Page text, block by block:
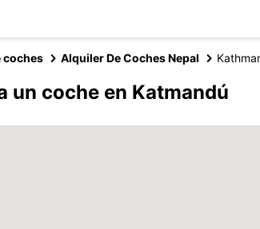
coches Alquiler De Coches Nepal
un coche en Katmandú